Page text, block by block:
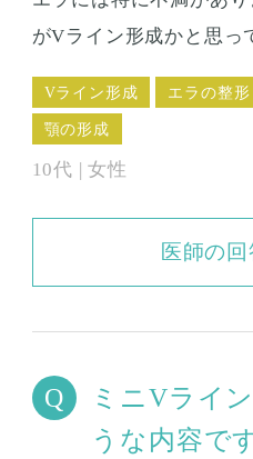
がVライン形成かと思っ
い術式もあるのでしょう
したら、単純に物理的に
んでしまうのではないか
た人はどんな経過になり
Vライン形成 エラの整形
顎の形成
10代 | 女性
医師の
ミニVライ
うな内容で